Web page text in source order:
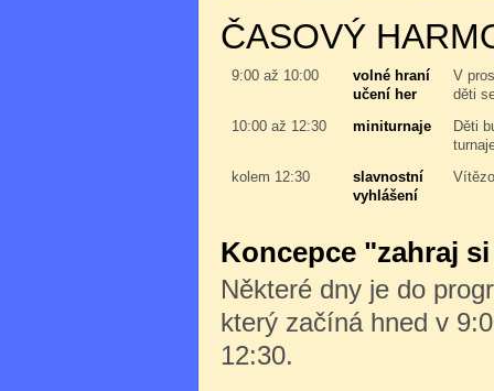
ČASOVÝ
9:00 až 10:00
volné hraní
učení her
V
děti
10:00 až 12:30
miniturnaje
Děti
kolem 12:30
slavnostní
vyhlášení
Koncepce "zahraj
Některé dny je do
který začíná hned v
12:30.